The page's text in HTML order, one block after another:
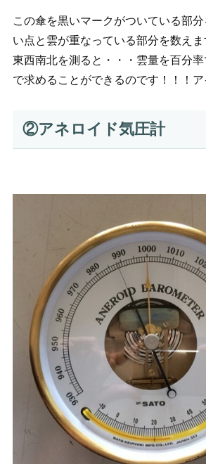
この傘を黒いマークがついている部
い点と雲が重なっている部分を数え
東西南北を測ると・・・雲量を百分率
で求めることができるのです！！！ア
②アネロイド気圧計